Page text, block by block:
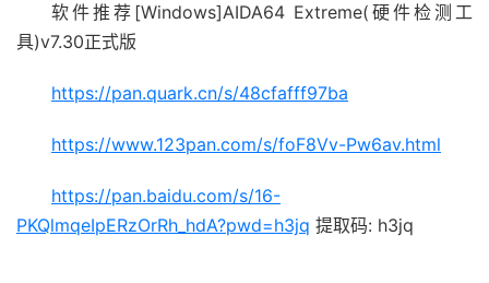
软件推荐[Windows]AIDA64 Extreme(硬件检测工
具)v7.30正式版
https://pan.quark.cn/s/48cfafff97ba
https://www.123pan.com/s/foF8Vv-Pw6av.html
https://pan.baidu.com/s/16-
PKQlmqeIpERzOrRh_hdA?pwd=h3jq 提取码: h3jq